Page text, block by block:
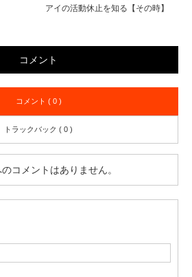
アイの活動休止を知る【その時】
コメント
コメント ( 0 )
トラックバック ( 0 )
コメントはありません。